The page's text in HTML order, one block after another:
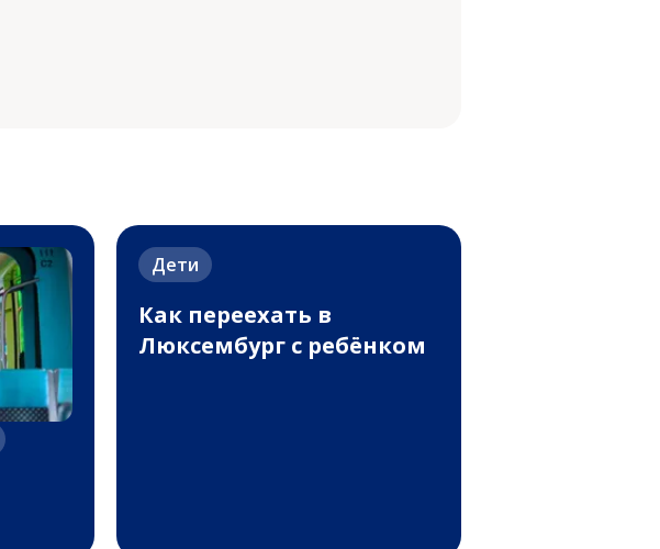
Дети
Как переехать в
Люксембург с ребёнком